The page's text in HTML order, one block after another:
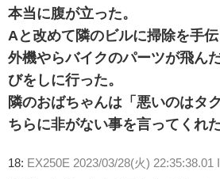
本当に腹が立った。
Aと改めて隣のビルに掃除を手
外機やらバイクのパーツが飛ん
びをしに行った。
隣のおばちゃんは「悪いのはタ
ちらに非がない事を言ってくれた
18: EX250E 2023/03/28(火) 22:35:38.01